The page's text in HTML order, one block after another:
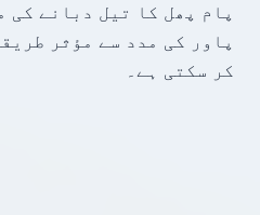
پام پھل کا تیل دبانے کی
پاور کی مدد سے مؤثر
کر سکتی ہے۔